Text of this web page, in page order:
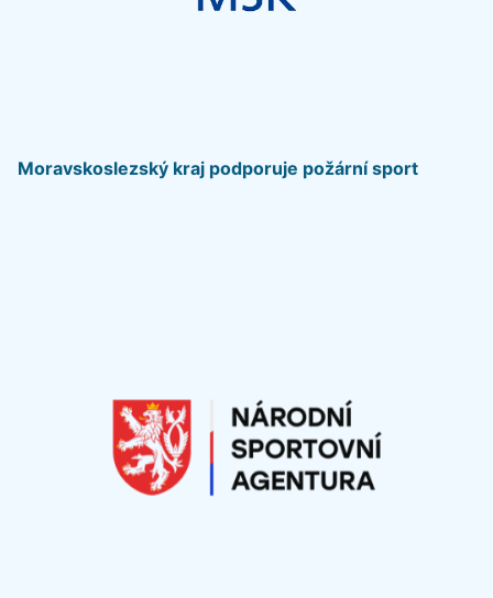
Moravskoslezský kraj podporuje požární sport